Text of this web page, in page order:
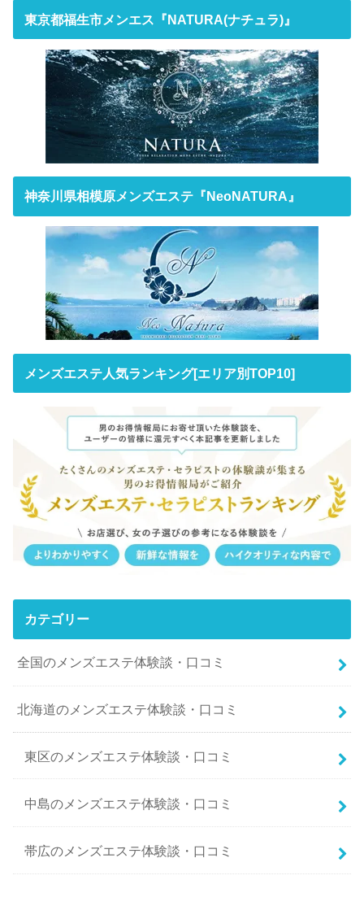
東京都福生市メンエス『NATURA(ナチュラ)』
神奈川県相模原メンズエステ『NeoNATURA』
メンズエステ人気ランキング[エリア別TOP10]
カテゴリー
全国のメンズエステ体験談・口コミ
北海道のメンズエステ体験談・口コミ
東区のメンズエステ体験談・口コミ
中島のメンズエステ体験談・口コミ
帯広のメンズエステ体験談・口コミ